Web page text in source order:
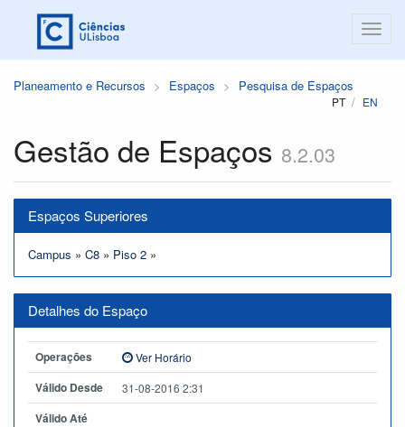
Planeamento e Recursos Espaços Pesquisa de Espaços
PT EN
Gestão de Espaços 8.2.03
Espaços Superiores
Campus » C8 » Piso 2 »
Detalhes do Espaço
Operações Ver Horário
Válido Desde 31-08-2016 2:31
Válido Até